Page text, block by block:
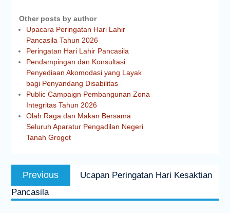
Other posts by author
Upacara Peringatan Hari Lahir
Pancasila Tahun 2026
Peringatan Hari Lahir Pancasila
Pendampingan dan Konsultasi
Penyediaan Akomodasi yang Layak
bagi Penyandang Disabilitas
Public Campaign Pembangunan Zona
Integritas Tahun 2026
Olah Raga dan Makan Bersama
Seluruh Aparatur Pengadilan Negeri
Tanah Grogot
Previous
Ucapan Peringatan Hari Kesaktian
Pancasila